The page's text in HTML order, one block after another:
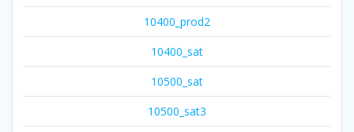
10400_prod2
10400_sat
10500_sat
10500_sat3